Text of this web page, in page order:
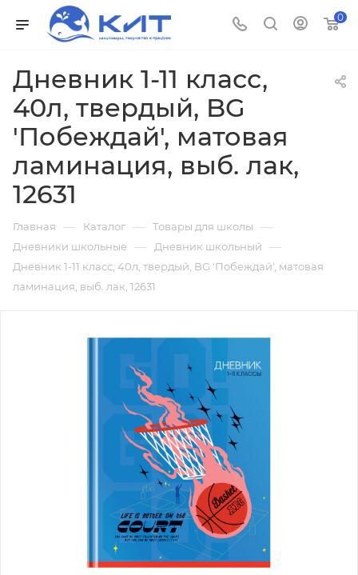
0
Дневник 1-11 класс,
40л, твердый, BG
'Побеждай', матовая
ламинация, выб. лак,
12631
Главная — Каталог — Товары для школы —
Дневники школьные — Дневник школьный —
Дневник 1-11 класс, 40л, твердый, BG 'Побеждай', матовая
ламинация, выб. лак, 12631